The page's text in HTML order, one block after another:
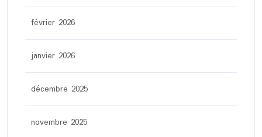
février 2026
janvier 2026
décembre 2025
novembre 2025